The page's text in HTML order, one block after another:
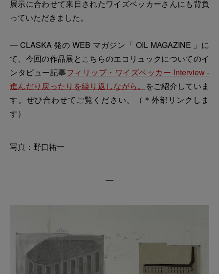
展示に合わせて来日されたワイズベッカーさんにも背負
っていただきました。
― CLASKA 発の WEB マガジン「 OIL MAGAZINE 」に
て、今回の作品展とこちらのエコリュックについてのイ
ンタビュー記事フィリップ・ワイズベッカー Interview -
進んだり戻ったりを繰り返しながら。
をご紹介していま
す。ぜひ合わせてご覧ください。（＊外部リンクしま
す）
写真：野口祐一
―